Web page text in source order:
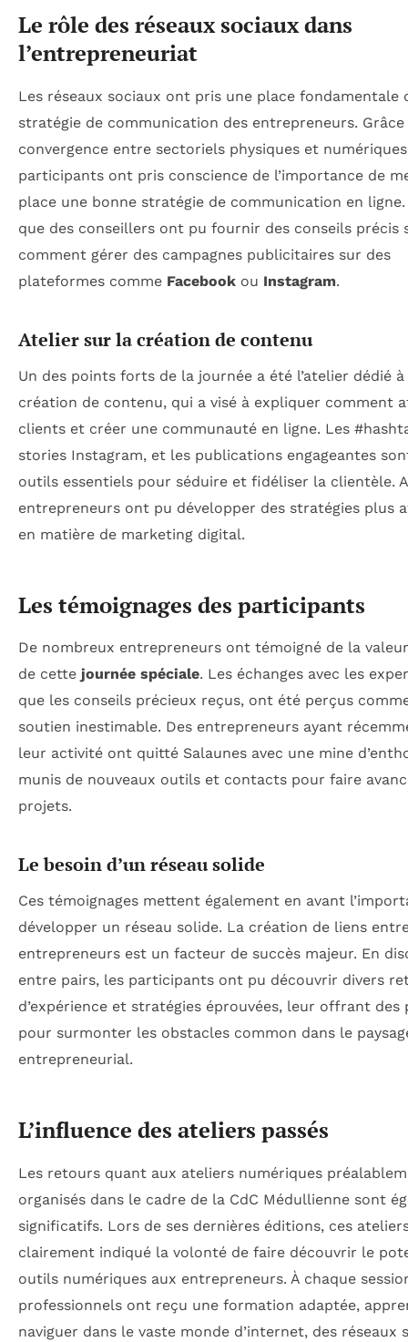
Le rôle des réseaux sociaux dans
l’entrepreneuriat
Les réseaux sociaux ont pris une place fondamentale
stratégie de communication des entrepreneurs. Grâce
convergence entre sectoriels physiques et
participants ont pris conscience de l’importance de
place une bonne stratégie de communication en ligne.
que des conseillers ont pu fournir des conseils précis
comment gérer des campagnes publicitaires sur des
plateformes comme Facebook ou Instagram.
Atelier sur la création de contenu
Un des points forts de la journée a été l’atelier dédié à
création de contenu, qui a visé à expliquer comment
clients et créer une communauté en ligne. Les
stories Instagram, et les publications engageantes
outils essentiels pour séduire et fidéliser la clientèle.
entrepreneurs ont pu développer des stratégies plus
en matière de marketing digital.
Les témoignages des participants
De nombreux entrepreneurs ont témoigné de la
de cette journée spéciale. Les échanges avec les
que les conseils précieux reçus, ont été perçus
soutien inestimable. Des entrepreneurs ayant
leur activité ont quitté Salaunes avec une mine
munis de nouveaux outils et contacts pour faire
projets.
Le besoin d’un réseau solide
Ces témoignages mettent également en avant
développer un réseau solide. La création de liens
entrepreneurs est un facteur de succès majeur. En
entre pairs, les participants ont pu découvrir divers
d’expérience et stratégies éprouvées, leur offrant des
pour surmonter les obstacles common dans le
entrepreneurial.
L’influence des ateliers passés
Les retours quant aux ateliers numériques
organisés dans le cadre de la CdC Médullienne sont
significatifs. Lors de ses dernières éditions, ces
clairement indiqué la volonté de faire découvrir le
outils numériques aux entrepreneurs. À chaque
professionnels ont reçu une formation adaptée,
naviguer dans le vaste monde d’internet, des réseaux